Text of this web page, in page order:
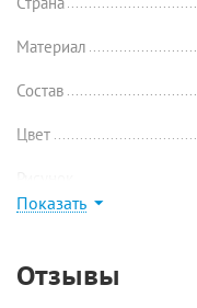
Материал
Состав
Цвет
Показать
Отзывы